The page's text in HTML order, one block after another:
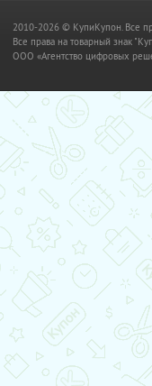
2010-2026 © КупиКупон. Все
Все права на товарный знак
OOO «Агентство цифровых